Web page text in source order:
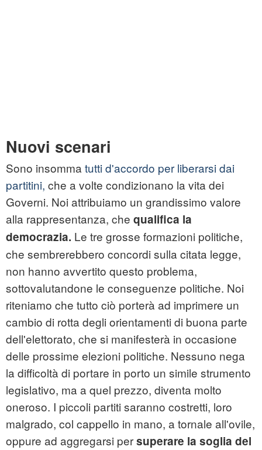
Nuovi scenari
Sono insomma tutti d'accordo per liberarsi dai
partitini, che a volte condizionano la vita dei
Governi. Noi attribuiamo un grandissimo valore
alla rappresentanza, che qualifica la
democrazia. Le tre grosse formazioni politiche,
che sembrerebbero concordi sulla citata legge,
non hanno avvertito questo problema,
sottovalutandone le conseguenze politiche. Noi
riteniamo che tutto ciò porterà ad imprimere un
cambio di rotta degli orientamenti di buona parte
dell'elettorato, che si manifesterà in occasione
delle prossime elezioni politiche. Nessuno nega
la difficoltà di portare in porto un simile strumento
legislativo, ma a quel prezzo, diventa molto
oneroso. I piccoli partiti saranno costretti, loro
malgrado, col cappello in mano, a tornale all'ovile,
oppure ad aggregarsi persuperare la soglia del